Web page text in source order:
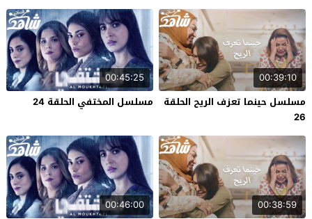
00:39:10
مسلسل حينما تعزف الريح الحلقة
26
00:45:25
مسلسل المختفي الحلقة 24
00:38:59
00:46:00